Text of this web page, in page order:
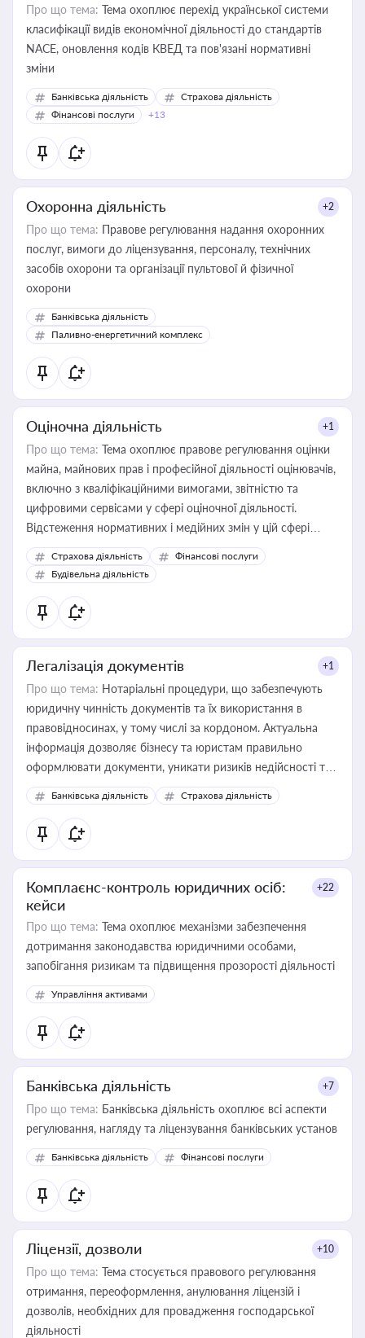
Про що тема: Тема охоплює перехід української системи
класифікації видів економічної діяльності до стандартів
NACE, оновлення кодів КВЕД та пов'язані нормативні
зміни
Банківська діяльність
Страхова діяльність
Фінансові послуги
+13
Охоронна діяльність +2
Про що тема: Правове регулювання надання охоронних
послуг, вимоги до ліцензування, персоналу, технічних
засобів охорони та організації пультової й фізичної
охорони
Банківська діяльність
Паливно-енергетичний комплекс
Оціночна діяльність +1
Про що тема: Тема охоплює правове регулювання оцінки
майна, майнових прав і професійної діяльності оцінювачів,
включно з кваліфікаційними вимогами, звітністю та
цифровими сервісами у сфері оціночної діяльності.
Відстеження нормативних і медійних змін у цій сфері
корисне для власника бізнесу, керівника, юриста або
бухгалтера під час оподаткування, приватизації, оренди
державного майна, корпоративних угод і перевірки
статусу суб'єктів оціночної діяльності
Страхова діяльність
Фінансові послуги
Будівельна діяльність
Легалізація документів +1
Про що тема: Нотаріальні процедури, що забезпечують
юридичну чинність документів та їх використання в
правовідносинах, у тому числі за кордоном. Актуальна
інформація дозволяє бізнесу та юристам правильно
оформлювати документи, уникати ризиків недійсності та
забезпечувати їх належне прийняття органами влади та
контрагентами
Банківська діяльність Страхова діяльність
Комплаєнс-контроль юридичних осіб:
кейси
+22
Про що тема: Тема охоплює механізми забезпечення
дотримання законодавства юридичними особами,
запобігання ризикам та підвищення прозорості діяльності
Управління активами
Банківська діяльність +7
Про що тема: Банківська діяльність охоплює всі аспекти
регулювання, нагляду та ліцензування банківських установ
Банківська діяльність Фінансові послуги
Ліцензії, дозволи +10
Про що тема: Тема стосується правового регулювання
отримання, переоформлення, анулювання ліцензій і
дозволів, необхідних для провадження господарської
діяльності